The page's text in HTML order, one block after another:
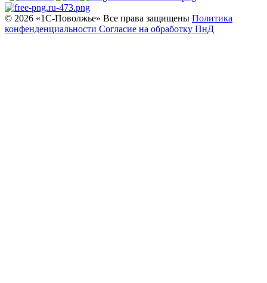
© 2026 «1С‑Поволжье» Все права защищены Политика
конфенденциальности Согласие на обработку ПнД